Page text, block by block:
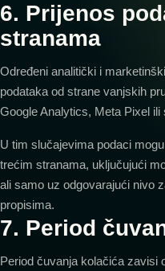
6. Prijenos
stranama
Određeni analitički i
podataka od strane vanjskih
Google Analytics, Meta Pixel ili
U tim slučajevima podaci
trećim stranama, uključujući
ali samo uz odgovarajući nivo
propisima.
7. Period
Period čuvanja kolačića zavisi